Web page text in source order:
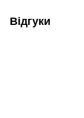
Відгуки